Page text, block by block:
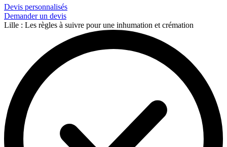
Devis personnalisés
Demander un devis
Lille : Les règles à suivre pour une inhumation et crémation